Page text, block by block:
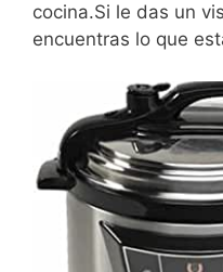
cocina.Si le das un
encuentras lo que